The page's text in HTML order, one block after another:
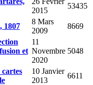
2015
53435
1807
8 Mars
2009
8669
et
11
Novembre
2020
5048
10 Janvier
2013
6611